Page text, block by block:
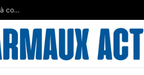
Javier Bardem brille dans Cape Fear sur Apple TV: une interprétation à couper le souffle